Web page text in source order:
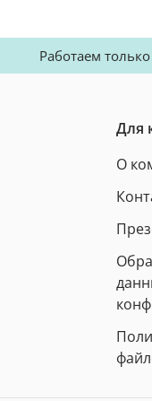
Работаем
Для
О